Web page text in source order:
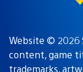
Website © 2026
content, game
trademarks,